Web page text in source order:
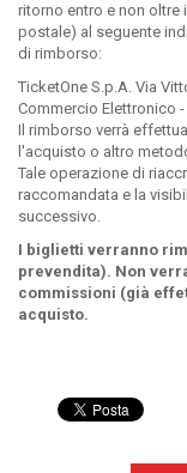
ritorno entro e non oltre
postale) al seguente
di rimborso:
TicketOne S.p.A. Via
Commercio Elettronico -
Il rimborso verrà
l'acquisto o altro
Tale operazione di
raccomandata e la
successivo.
I biglietti verranno
prevendita). Non
commissioni (già
acquisto.